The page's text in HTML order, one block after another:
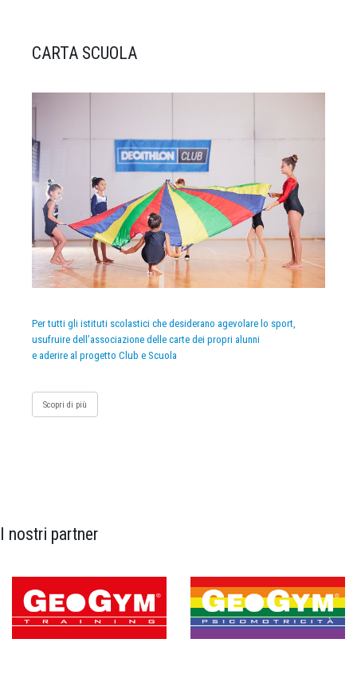
CARTA SCUOLA
Per tutti gli istituti scolastici che desiderano agevolare lo sport,
usufruire dell’associazione delle carte dei propri alunni
e aderire al progetto Club e Scuola
Scopri di più
I nostri partner